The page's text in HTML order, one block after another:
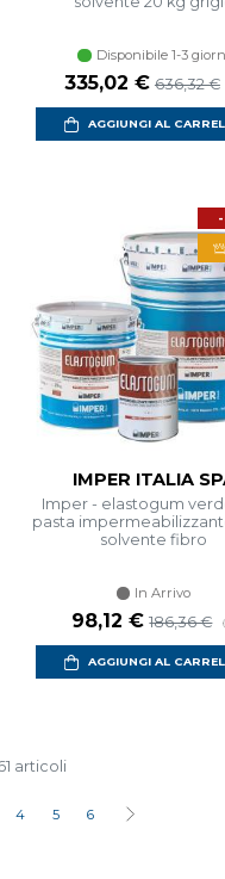
Disponibile 1-3
Prezzo scontato
335,02 € Prezzo
636,32 €
AGGIUNGI AL
IMPER ITALIA
Imper - elastogum
pasta
solvente fibro
In Arrivo
Prezzo scontato
98,12 € Prezzo
186,36 €
AGGIUNGI AL
articoli
4 5 6